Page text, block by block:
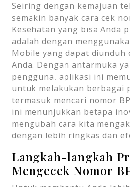
Seiring dengan kemajuan
semakin banyak cara cek
Kesehatan yang bisa Anda
adalah dengan
Mobile yang dapat diunduh
Anda. Dengan antarmuka
pengguna, aplikasi ini
untuk melakukan berbagai
termasuk mencari nomor
ini menunjukkan betapa
mengubah cara kita
dengan lebih ringkas dan
Langkah-langkah
Mengecek Nomor